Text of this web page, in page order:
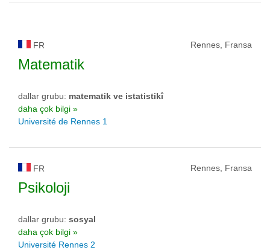
FR Rennes, Fransa
Matematik
dallar grubu: matematik ve istatistikî
daha çok bilgi »
Université de Rennes 1
FR Rennes, Fransa
Psikoloji
dallar grubu: sosyal
daha çok bilgi »
Université Rennes 2